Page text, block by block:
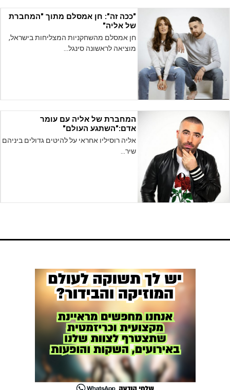
"ככה זה": חן אמסלם מתוך "המחברת
של אליה"
חן אמסלם מהשחקניות המצליחות בישראל,
מוציאה לראשונה סינגל…
המחברת של אליה עם עומר
אדם:"השתגע העולם"
אליה רוסיליו אחראי על להיטים גדולים ביניהם
שיר…ראשי
הרשמה